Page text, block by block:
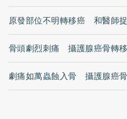
原發部位不明轉移癌 和醫師
骨頭劇烈刺痛 攝護腺癌骨轉
劇痛如萬蟲蝕入骨 攝護腺癌